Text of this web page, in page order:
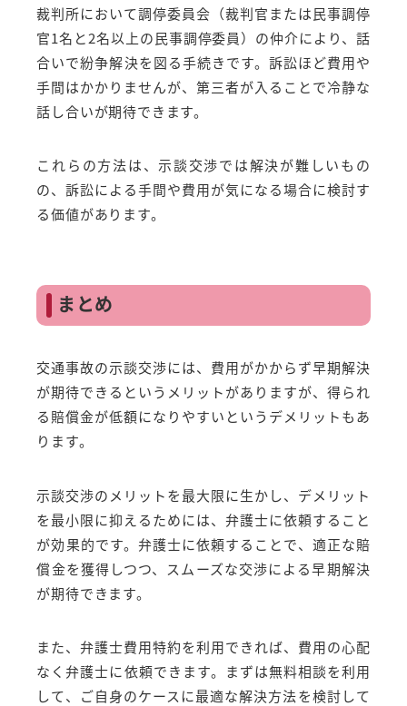
裁判所において調停委員会（裁判官または民事調停
官1名と2名以上の民事調停委員）の仲介により、話
合いで紛争解決を図る手続きです。訴訟ほど費用や
手間はかかりませんが、第三者が入ることで冷静な
話し合いが期待できます。
これらの方法は、示談交渉では解決が難しいもの
の、訴訟による手間や費用が気になる場合に検討す
る価値があります。
まとめ
交通事故の示談交渉には、費用がかからず早期解決
が期待できるというメリットがありますが、得られ
る賠償金が低額になりやすいというデメリットもあ
ります。
示談交渉のメリットを最大限に生かし、デメリット
を最小限に抑えるためには、弁護士に依頼すること
が効果的です。弁護士に依頼することで、適正な賠
償金を獲得しつつ、スムーズな交渉による早期解決
が期待できます。
また、弁護士費用特約を利用できれば、費用の心配
なく弁護士に依頼できます。まずは無料相談を利用
して、ご自身のケースに最適な解決方法を検討して